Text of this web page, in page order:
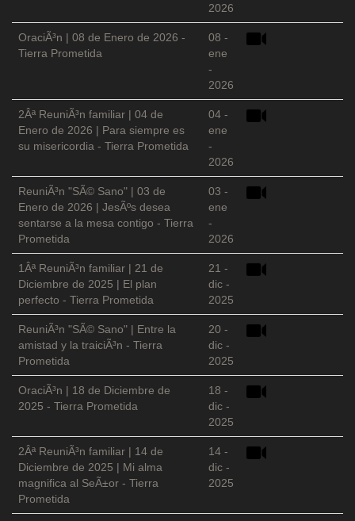
2026
OraciÃ³n | 08 de Enero de 2026 -
Tierra Prometida
08 -
ene
-
2026
2Âª ReuniÃ³n familiar | 04 de
Enero de 2026 | Para siempre es
su misericordia - Tierra Prometida
04 -
ene
-
2026
ReuniÃ³n "SÃ© Sano" | 03 de
Enero de 2026 | JesÃºs desea
sentarse a la mesa contigo - Tierra
Prometida
03 -
ene
-
2026
1Âª ReuniÃ³n familiar | 21 de
Diciembre de 2025 | El plan
perfecto - Tierra Prometida
21 -
dic -
2025
ReuniÃ³n "SÃ© Sano" | Entre la
amistad y la traiciÃ³n - Tierra
Prometida
20 -
dic -
2025
OraciÃ³n | 18 de Diciembre de
2025 - Tierra Prometida
18 -
dic -
2025
2Âª ReuniÃ³n familiar | 14 de
Diciembre de 2025 | Mi alma
magnifica al SeÃ±or - Tierra
Prometida
14 -
dic -
2025